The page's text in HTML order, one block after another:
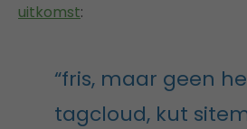
uitkomst:
“fris, maar geen
tagcloud, kut